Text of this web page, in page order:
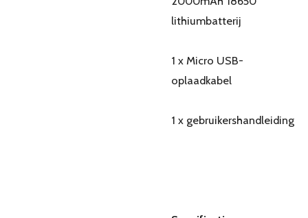
lithiumbatterij
1 x Micro USB-
oplaadkabel
1 x gebruikershandleiding